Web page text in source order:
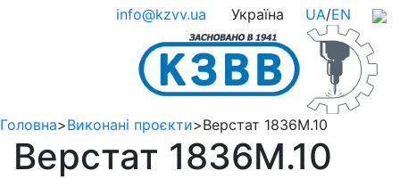
info@kzvv.ua Україна UA/EN
Головна>Виконані проєкти>Верстат 1836М.10
Верстат 1836М.10